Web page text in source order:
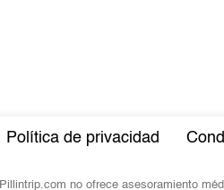
Política de privacidad
Pillintrip.com no ofrece asesoramiento